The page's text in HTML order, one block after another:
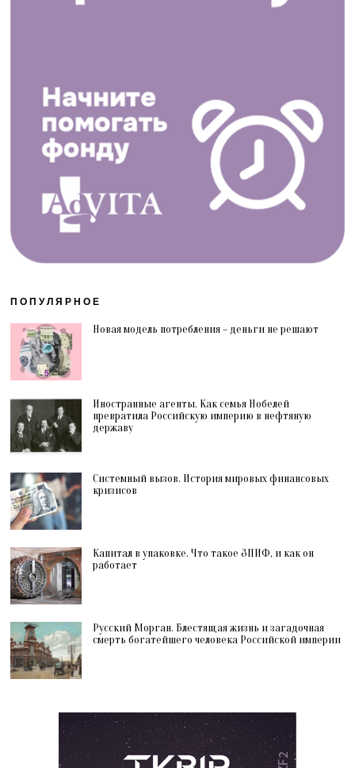
ПОПУЛЯРНОЕ
Новая модель потребления – деньги не решают
Иностранные агенты. Как семья Нобелей
превратила Российскую империю в нефтяную
державу
Системный вызов. История мировых финансовых
кризисов
Капитал в упаковке. Что такое ЗПИФ, и как он
работает
Русский Морган. Блестящая жизнь и загадочная
смерть богатейшего человека Российской империи